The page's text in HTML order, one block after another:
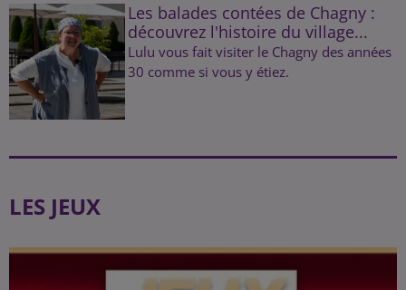
Les balades contées de Chagny :
découvrez l'histoire du village...
Lulu vous fait visiter le Chagny des années
30 comme si vous y étiez.
LES JEUX